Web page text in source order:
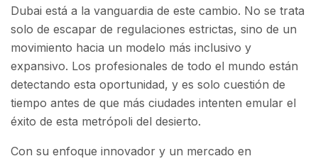
Dubai está a la vanguardia de este cambio. No se trata
solo de escapar de regulaciones estrictas, sino de un
movimiento hacia un modelo más inclusivo y
expansivo. Los profesionales de todo el mundo están
detectando esta oportunidad, y es solo cuestión de
tiempo antes de que más ciudades intenten emular el
éxito de esta metrópoli del desierto.
Con su enfoque innovador y un mercado en